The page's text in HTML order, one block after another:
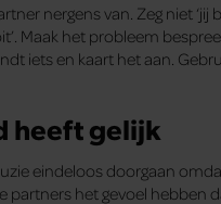
nergens van. Zeg niet ‘jij
Maak het probleem
iets en kaart het aan.
heeft gelijk
eindeloos doorgaan
partners het gevoel hebben